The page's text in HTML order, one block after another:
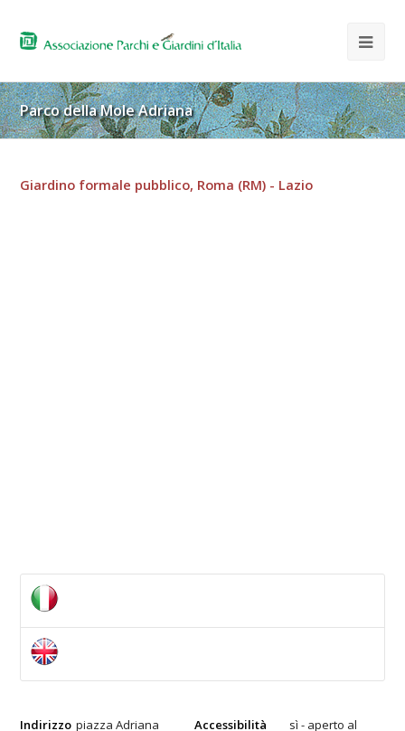
Parco della Mole Adriana
Giardino formale pubblico, Roma (RM) - Lazio
Indirizzo piazza Adriana
Accessibilità
sì - aperto al